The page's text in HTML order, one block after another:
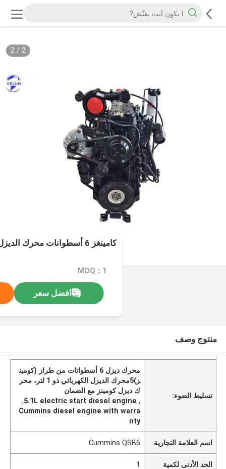
2
/
2
كامينغز 6 أسطوانات محرك الديزل 5.1 في بدء الكهرباء
MOQ：1
افضل سعر
منتوج وصف
تسليط الضوء:
محرك ديزل 6 أسطوانات من طراز (كومين
ز)5محرك الديزل الكهربائي ذو 1 لتر، محر
ك ديزل كومينز مع الضمان
,
5.1L electric start diesel engine
,
Cummins diesel engine with warra
nty
اسم العلامة التجارية Cummins QSB6
الحد الأدنى لكمية 1